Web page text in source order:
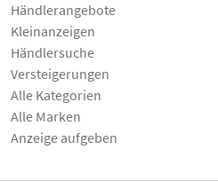
Händlerangebote
Kleinanzeigen
Händlersuche
Versteigerungen
Alle Kategorien
Alle Marken
Anzeige aufgeben